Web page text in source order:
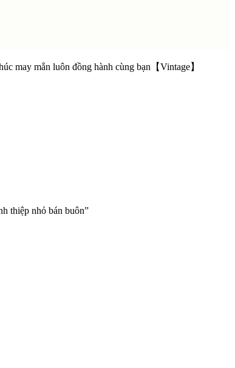
may mắn luôn đồng hành cùng bạn【Vintage】
thiệp nhỏ bán buôn”